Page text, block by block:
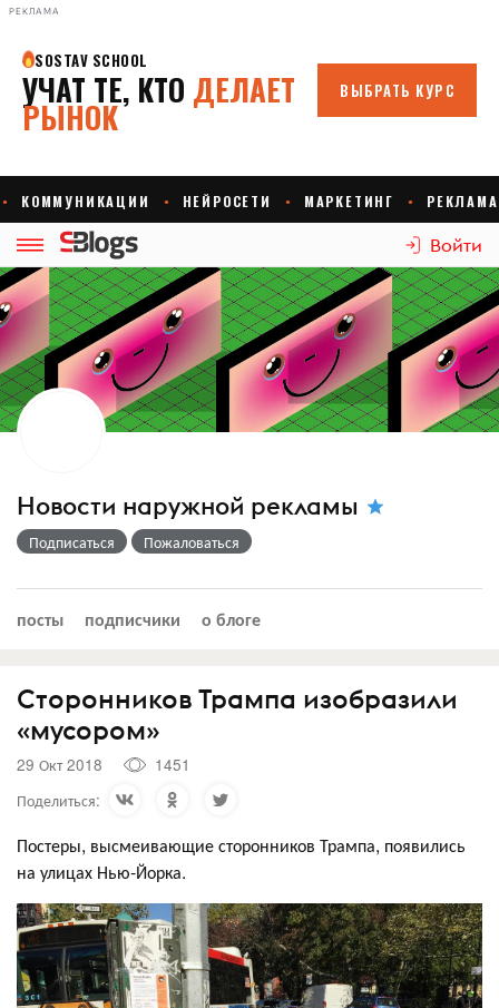
РЕКЛАМА
Войти
Новости наружной рекламы
Подписаться Пожаловаться
посты подписчики о блоге
Сторонников Трампа изобразили
«мусором»
29 Окт 2018
1451
Поделиться:
Постеры, высмеивающие сторонников Трампа, появились
на улицах Нью-Йорка.